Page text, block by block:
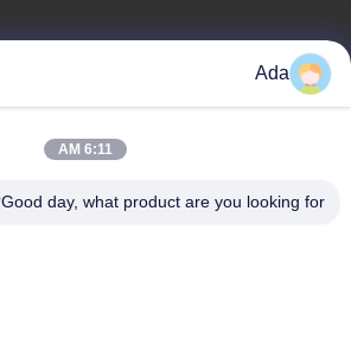
Ada
6:11 AM
Good day, what product are you looking for?